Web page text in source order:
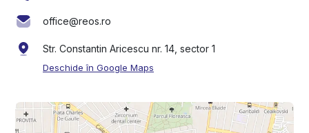
office@reos.ro
Str. Constantin Aricescu nr. 14, sector 1
Deschide în Google Maps